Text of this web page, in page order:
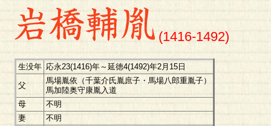
(1416-1492)
生没年 応永23(1416)年～延徳4(1492)年2月15日
父
馬場胤依（千葉介氏胤庶子・馬場八郎重胤子）
馬加陸奥守康胤入道
母
不明
妻
不明